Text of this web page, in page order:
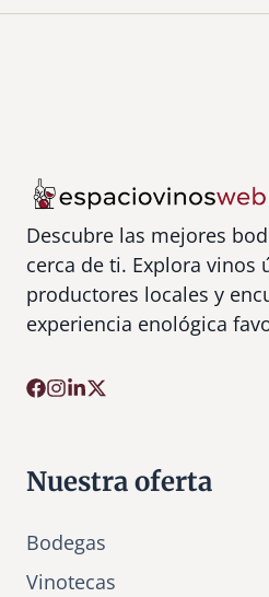
Descubre las mejores
cerca de ti. Explora vinos
productores locales y
experiencia enológica
Nuestra oferta
Bodegas
Vinotecas